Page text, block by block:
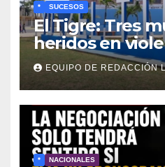
* SUCESOS
El Tigre: Tres
heridos en
de vehículos
EQUIPO DE REDACCIÓN
* NACIONALES